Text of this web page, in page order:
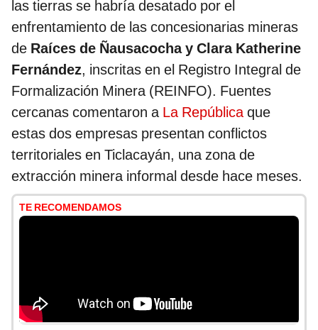
las tierras se habría desatado por el
enfrentamiento de las concesionarias mineras
de Raíces de Ñausacocha y Clara Katherine
Fernández, inscritas en el Registro Integral de
Formalización Minera (REINFO). Fuentes
cercanas comentaron a La Repúblicaque
estas dos empresas presentan conflictos
territoriales en Ticlacayán, una zona de
extracción minera informal desde hace meses.
TE RECOMENDAMOS